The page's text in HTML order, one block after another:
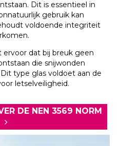
Dit is essentieel in
gebruik kan
voldoende integriteit
ervoor dat bij breuk geen
die snijwonden
type glas voldoet aan de
letselveiligheid.
DE NEN 3569 NORM